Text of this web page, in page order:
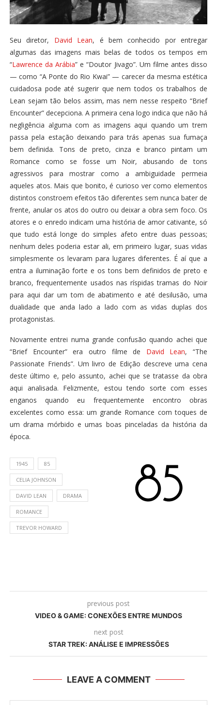
Seu diretor, David Lean, é bem conhecido por entregar
algumas das imagens mais belas de todos os tempos em
“Lawrence da Arábia” e “Doutor Jivago”. Um filme antes disso
— como “A Ponte do Rio Kwai” — carecer da mesma estética
cuidadosa pode até sugerir que nem todos os trabalhos de
Lean sejam tão belos assim, mas nem nesse respeito “Brief
Encounter” decepciona. A primeira cena logo indica que não há
negligência alguma com as imagens aqui quando um trem
passa pela estação deixando para trás apenas sua fumaça
bem definida. Tons de preto, cinza e branco pintam um
Romance como se fosse um Noir, abusando de tons
agressivos para mostrar como a ambiguidade permeia
aqueles atos. Mais que bonito, é curioso ver como elementos
distintos constroem efeitos tão diferentes sem nunca bater de
frente, anular os atos do outro ou deixar a obra sem foco. Os
atores e o enredo indicam uma história de amor cativante, só
que tudo está longe do simples afeto entre duas pessoas;
nenhum deles poderia estar ali, em primeiro lugar, suas vidas
simplesmente os levaram para lugares diferentes. É aí que a
entra a iluminação forte e os tons bem definidos de preto e
branco, frequentemente usados nas ríspidas tramas do Noir
para aqui dar um tom de abatimento e até desilusão, uma
dualidade que anda lado a lado com as vidas duplas dos
protagonistas.
Novamente entrei numa grande confusão quando achei que
“Brief Encounter” era outro filme de David Lean, “The
Passionate Friends”. Um livro de Edição descreve uma cena
deste último e, pelo assunto, achei que se tratasse da obra
aqui analisada. Felizmente, estou tendo sorte com esses
enganos quando eu frequentemente encontro obras
excelentes como essa: um grande Romance com toques de
um drama mórbido e umas boas pinceladas da história da
época.
1945 85
CELIA JOHNSON
DAVID LEAN DRAMA
ROMANCE
TREVOR HOWARD
previous post
VIDEO & GAME: CONEXÕES ENTRE MUNDOS
next post
STAR TREK: ANÁLISE E IMPRESSÕES
LEAVE A COMMENT